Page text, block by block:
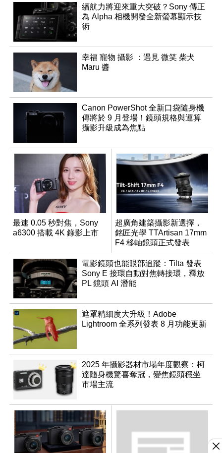
續航力將迎來重大突破？Sony 傳正
為 Alpha 相機開發全新螢幕顯示技
術
幸福 寵物 攝影 ：遇見 微笑 柴犬
Maru 醬
Canon PowerShot 全新口袋隨身機
傳將於 9 月登場！鏡頭規格與運算
攝影升級成為焦點
最速 0.05 秒對焦，Sony
a6300 搭載 4K 錄影上市
超廣角建築攝影新選擇，
銘匠光學 TTArtisan 17mm
F4 移軸鏡頭正式發表
電影鏡頭也能眼部追蹤：Tilta 發表
Sony E 接環自動對焦轉接環，釋放
PL 鏡頭 AI 潛能
遮罩精細度大升級！Adobe
Lightroom 全系列發表 8 月功能更新
2025 年攝影器材市場年度觀察：柯
達隨身機驚喜奪冠，變焦鏡頭穩坐
市場主流